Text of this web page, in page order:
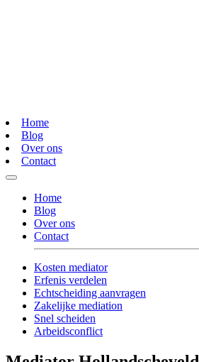
Home
Blog
Over ons
Contact
Home
Blog
Over ons
Contact
Kosten mediator
Erfenis verdelen
Echtscheiding aanvragen
Zakelijke mediation
Snel scheiden
Arbeidsconflict